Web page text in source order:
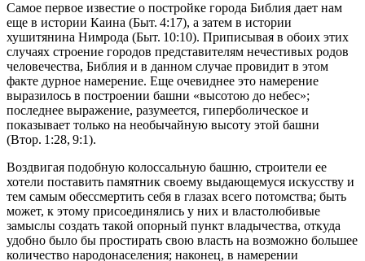
Самое первое известие о постройке города Библия дает нам
еще в истории Каина (Быт. 4:17), а затем в истории
хушитянина Нимрода (Быт. 10:10). Приписывая в обоих этих
случаях строение городов представителям нечестивых родов
человечества, Библия и в данном случае провидит в этом
факте дурное намерение. Еще очевиднее это намерение
выразилось в построении башни «высотою до небес»;
последнее выражение, разумеется, гиперболическое и
показывает только на необычайную высоту этой башни
(Втор. 1:28, 9:1).
Воздвигая подобную колоссальную башню, строители ее
хотели поставить памятник своему выдающемуся искусству и
тем самым обессмертить себя в глазах всего потомства; быть
может, к этому присоединялись у них и властолюбивые
замыслы создать такой опорный пункт владычества, откуда
удобно было бы простирать свою власть на возможно большее
количество народонаселения; наконец, в намерении